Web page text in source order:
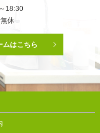
18:30
休
ムはこちら